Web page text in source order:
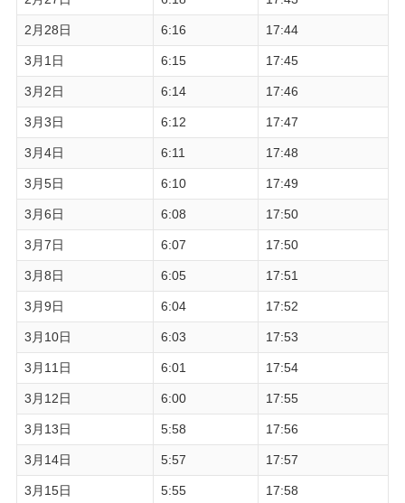
2月28日 6:16 17:44
3月1日 6:15 17:45
3月2日 6:14 17:46
3月3日 6:12 17:47
3月4日 6:11 17:48
3月5日 6:10 17:49
3月6日 6:08 17:50
3月7日 6:07 17:50
3月8日 6:05 17:51
3月9日 6:04 17:52
3月10日 6:03 17:53
3月11日 6:01 17:54
3月12日 6:00 17:55
3月13日 5:58 17:56
3月14日 5:57 17:57
3月15日 5:55 17:58